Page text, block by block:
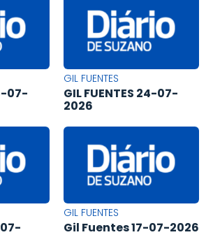
07-
GIL FUENTES
GIL FUENTES 24-07-
2026
GIL FUENTES
Gil Fuentes 17-07-2026